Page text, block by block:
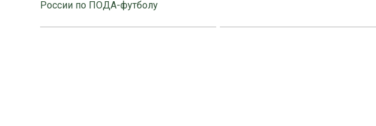
России по ПОДА-футболу